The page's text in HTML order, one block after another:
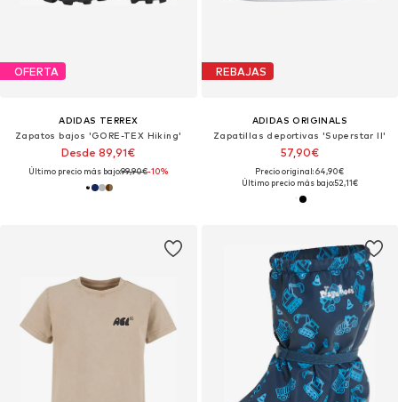
OFERTA
ADIDAS TERREX
Zapatos bajos 'GORE-TEX Hiking'
Desde 89,91€
Último precio más bajo:99,90€-10%
REBAJAS
ADIDAS ORIGINALS
Zapatillas deportivas 'Superstar II'
57,90€
Precio original: 64,90€
Último precio más bajo:52,11€